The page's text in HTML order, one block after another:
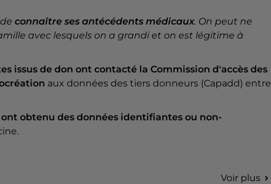
connaître ses antécédents médicaux. On peut ne
avec lesquels on a grandi et on est légitime à
issus de don ont contacté la Commission d'accès des
aux données des tiers donneurs (Capadd) entre
ont obtenu des données identifiantes ou non-
Voir plus